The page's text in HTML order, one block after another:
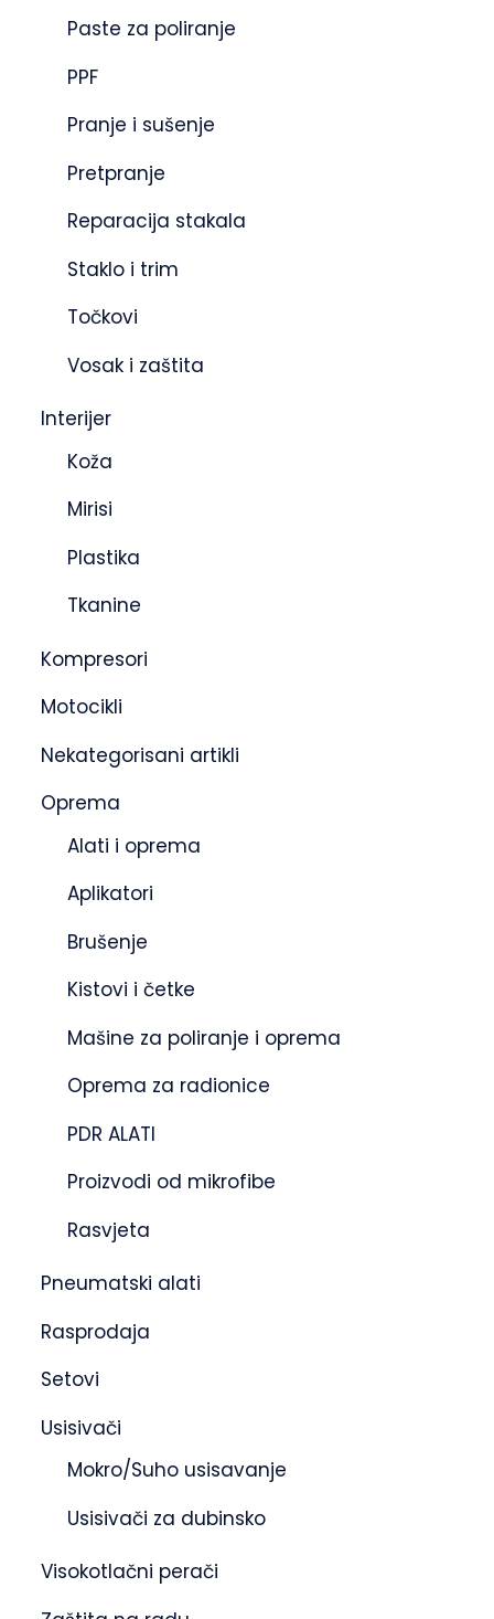
Paste za poliranje
PPF
Pranje i sušenje
Pretpranje
Reparacija stakala
Staklo i trim
Točkovi
Vosak i zaštita
Interijer
Koža
Mirisi
Plastika
Tkanine
Kompresori
Motocikli
Nekategorisani artikli
Oprema
Alati i oprema
Aplikatori
Brušenje
Kistovi i četke
Mašine za poliranje i oprema
Oprema za radionice
PDR ALATI
Proizvodi od mikrofibe
Rasvjeta
Pneumatski alati
Rasprodaja
Setovi
Usisivači
Mokro/Suho usisavanje
Usisivači za dubinsko
Visokotlačni perači